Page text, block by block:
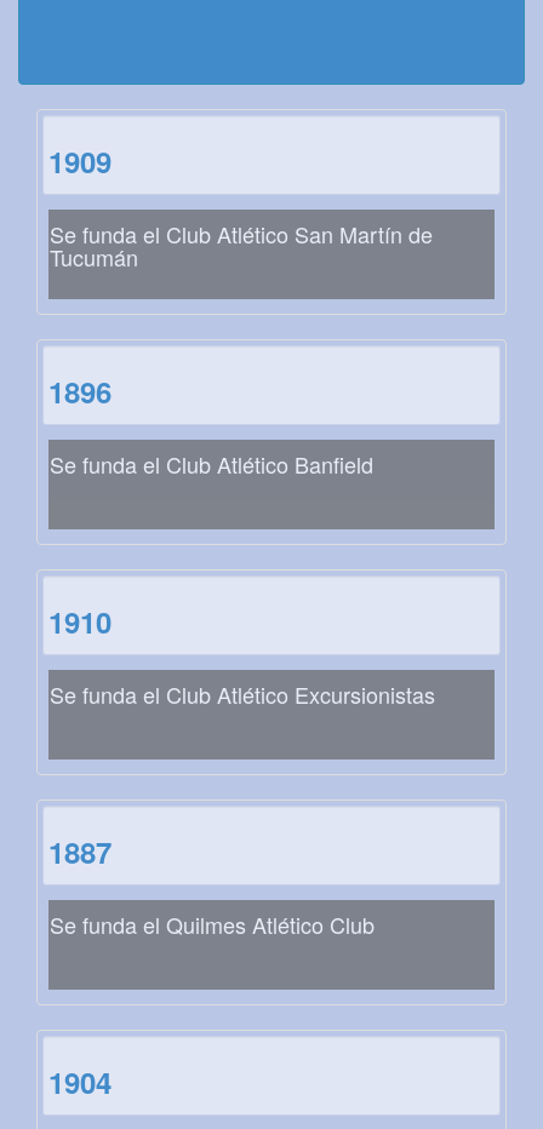
1909
Se funda el Club Atlético San Martín de
Tucumán
1896
Se funda el Club Atlético Banfield
1910
Se funda el Club Atlético Excursionistas
1887
Se funda el Quilmes Atlético Club
1904